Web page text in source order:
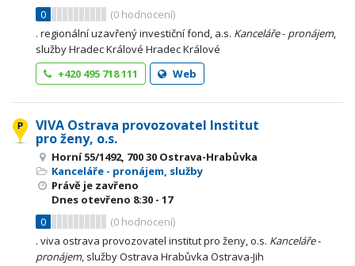
0
(0 hodnocení)
. regionální uzavřený investiční fond, a.s. Kanceláře- pronájem,
služby Hradec Králové Hradec Králové
+420 495 718 111
Web
VIVA Ostrava provozovatel Institut
pro ženy, o.s.
Horní 55/1492, 700 30 Ostrava-Hrabůvka
Kanceláře - pronájem, služby
Právě je zavřeno
Dnes otevřeno 8:30 - 17
0
(0 hodnocení)
. viva ostrava provozovatel institut pro ženy, o.s. Kanceláře-
pronájem, služby Ostrava Hrabůvka Ostrava-Jih